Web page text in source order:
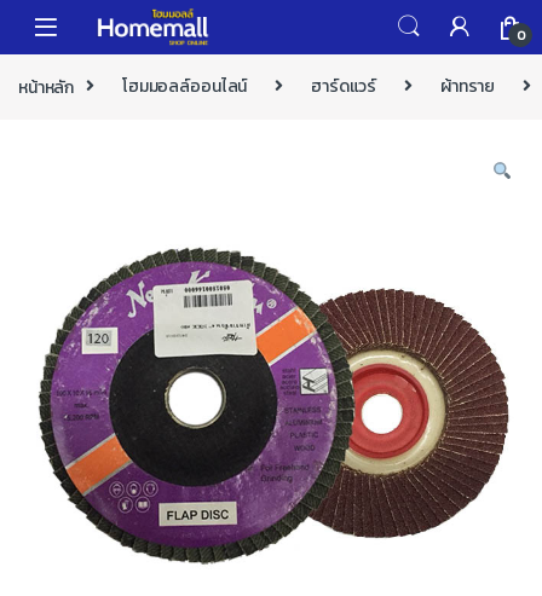
Skip to navigation
Skip to content
0
หน้าหลัก โฮมมอลล์ออนไลน์ ฮาร์ดแวร์ ผ้าทราย